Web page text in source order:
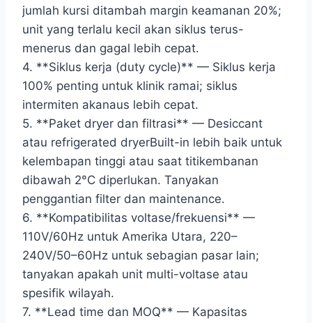
jumlah kursi ditambah margin keamanan 20%;
unit yang terlalu kecil akan siklus terus-
menerus dan gagal lebih cepat.
4. **Siklus kerja (duty cycle)** — Siklus kerja
100% penting untuk klinik ramai; siklus
intermiten akanaus lebih cepat.
5. **Paket dryer dan filtrasi** — Desiccant
atau refrigerated dryerBuilt-in lebih baik untuk
kelembapan tinggi atau saat titikembanan
dibawah 2°C diperlukan. Tanyakan
penggantian filter dan maintenance.
6. **Kompatibilitas voltase/frekuensi** —
110V/60Hz untuk Amerika Utara, 220–
240V/50–60Hz untuk sebagian pasar lain;
tanyakan apakah unit multi-voltase atau
spesifik wilayah.
7. **Lead time dan MOQ** — Kapasitas